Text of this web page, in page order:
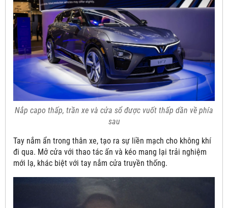
Nắp capo thấp, trần xe và cửa sổ được vuốt thấp dần về phía
sau
Tay nắm ẩn trong thân xe, tạo ra sự liền mạch cho không khí
đi qua. Mở cửa với thao tác ấn và kéo mang lại trải nghiệm
mới lạ, khác biệt với tay nắm cửa truyền thống.